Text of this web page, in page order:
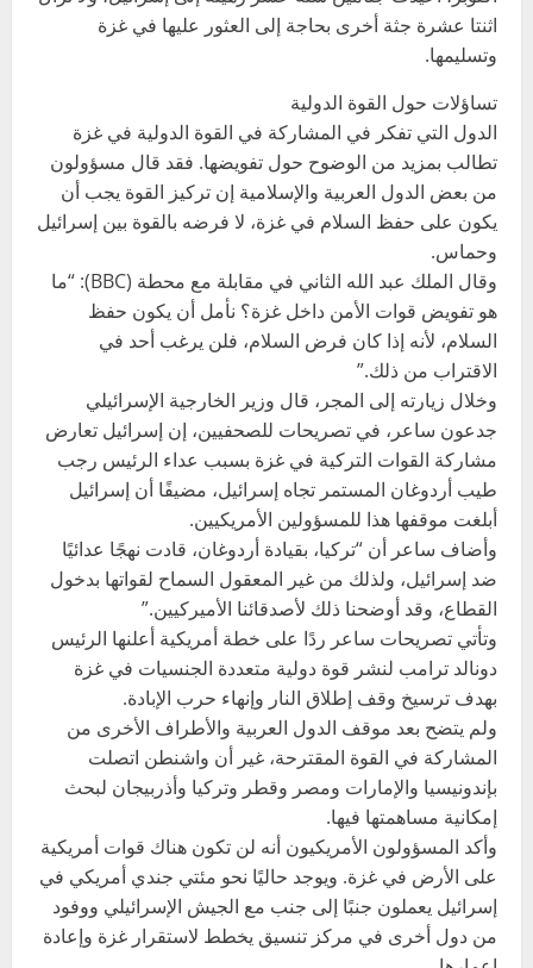
اثنتا عشرة جثة أخرى بحاجة إلى العثور عليها في غزة
وتسليمها.
تساؤلات حول القوة الدولية
الدول التي تفكر في المشاركة في القوة الدولية في غزة
تطالب بمزيد من الوضوح حول تفويضها. فقد قال مسؤولون
من بعض الدول العربية والإسلامية إن تركيز القوة يجب أن
يكون على حفظ السلام في غزة، لا فرضه بالقوة بين إسرائيل
وحماس.
وقال الملك عبد الله الثاني في مقابلة مع محطة (BBC): “ما
هو تفويض قوات الأمن داخل غزة؟ نأمل أن يكون حفظ
السلام، لأنه إذا كان فرض السلام، فلن يرغب أحد في
الاقتراب من ذلك.”
وخلال زيارته إلى المجر، قال وزير الخارجية الإسرائيلي
جدعون ساعر، في تصريحات للصحفيين، إن إسرائيل تعارض
مشاركة القوات التركية في غزة بسبب عداء الرئيس رجب
طيب أردوغان المستمر تجاه إسرائيل، مضيفًا أن إسرائيل
أبلغت موقفها هذا للمسؤولين الأمريكيين.
وأضاف ساعر أن “تركيا، بقيادة أردوغان، قادت نهجًا عدائيًا
ضد إسرائيل، ولذلك من غير المعقول السماح لقواتها بدخول
القطاع، وقد أوضحنا ذلك لأصدقائنا الأميركيين.”
وتأتي تصريحات ساعر ردًا على خطة أمريكية أعلنها الرئيس
دونالد ترامب لنشر قوة دولية متعددة الجنسيات في غزة
بهدف ترسيخ وقف إطلاق النار وإنهاء حرب الإبادة.
ولم يتضح بعد موقف الدول العربية والأطراف الأخرى من
المشاركة في القوة المقترحة، غير أن واشنطن اتصلت
بإندونيسيا والإمارات ومصر وقطر وتركيا وأذربيجان لبحث
إمكانية مساهمتها فيها.
وأكد المسؤولون الأمريكيون أنه لن تكون هناك قوات أمريكية
على الأرض في غزة. ويوجد حاليًا نحو مئتي جندي أمريكي في
إسرائيل يعملون جنبًا إلى جنب مع الجيش الإسرائيلي ووفود
من دول أخرى في مركز تنسيق يخطط لاستقرار غزة وإعادة